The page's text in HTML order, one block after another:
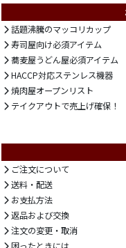
話題沸騰のマッコリカップ
寿司屋向け必須アイテム
蕎麦屋うどん屋必須アイテム
HACCP対応ステンレス機器
焼肉屋オープンリスト
テイクアウトで売上げ確保！
ご注文について
送料・配送
お支払方法
返品および交換
注文の変更・取消